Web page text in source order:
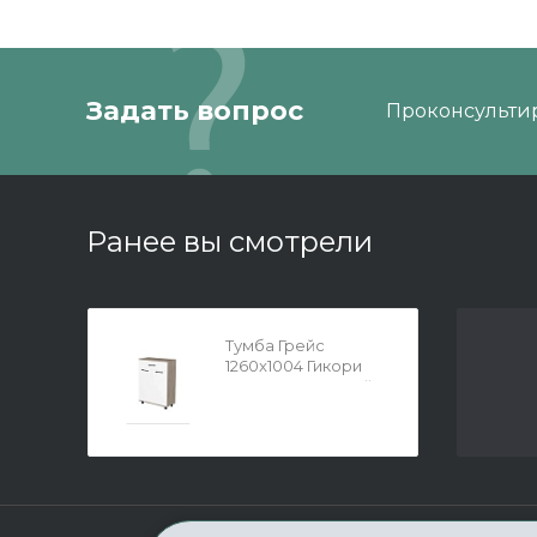
Задать вопрос
Ранее вы смотрели
Тумба Грейс
1260x1004 Гикори
Джексон светлый -